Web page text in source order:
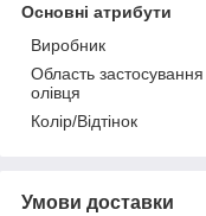
Основні атрибути
Виробник
Область застосування
олівця
Колір/Відтінок
Умови доставки